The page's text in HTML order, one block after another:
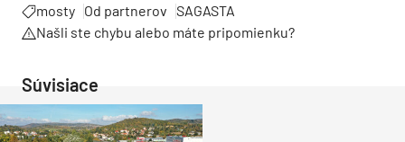
mosty Od partnerov SAGASTA
Našli ste chybu alebo máte pripomienku?
Súvisiace